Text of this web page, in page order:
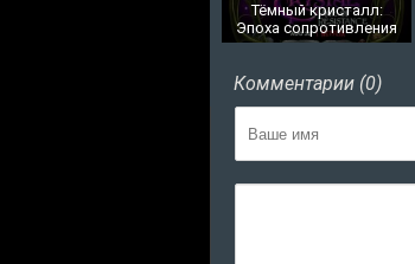
Тёмный кристалл:
Эпоха сопротивления
Комментарии (0)